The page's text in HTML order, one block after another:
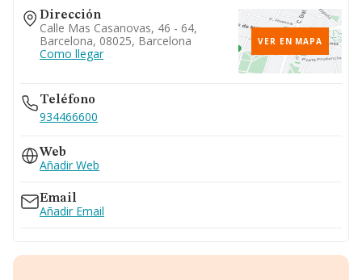
Dirección
Calle Mas Casanovas, 46 - 64,
Barcelona, 08025, Barcelona
Como llegar
VER EN MAPA
Teléfono
934466600
Web
Añadir Web
Email
Añadir Email